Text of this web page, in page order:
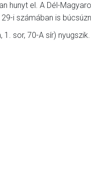
hunyt el. A Dél-
i számában is
sor, 70-A sír)